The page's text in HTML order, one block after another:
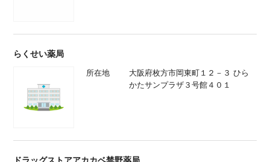
らくせい薬局
所在地
大阪府枚方市岡東町１２－３ ひら
かたサンプラザ３号館４０１
ドラッグストアアカカベ禁野薬局